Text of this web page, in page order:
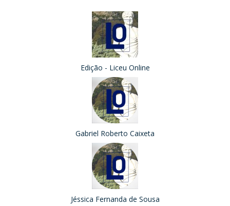
Edição - Liceu Online
Gabriel Roberto Caixeta
Jéssica Fernanda de Sousa